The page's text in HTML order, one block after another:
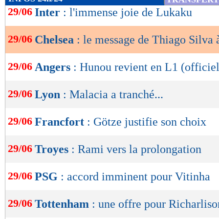
de
OK
29/06 Inter : l'immense joie de Lukaku
29/06 Chelsea : le message de Thiago Silva
29/06 Angers : Hunou revient en L1
29/06 Lyon : Malacia a tranché...
29/06 Francfort : Götze justifie son choix
29/06 Troyes : Rami vers la prolongation
29/06 PSG : accord imminent pour Vitinha
29/06 Tottenham : une offre pour